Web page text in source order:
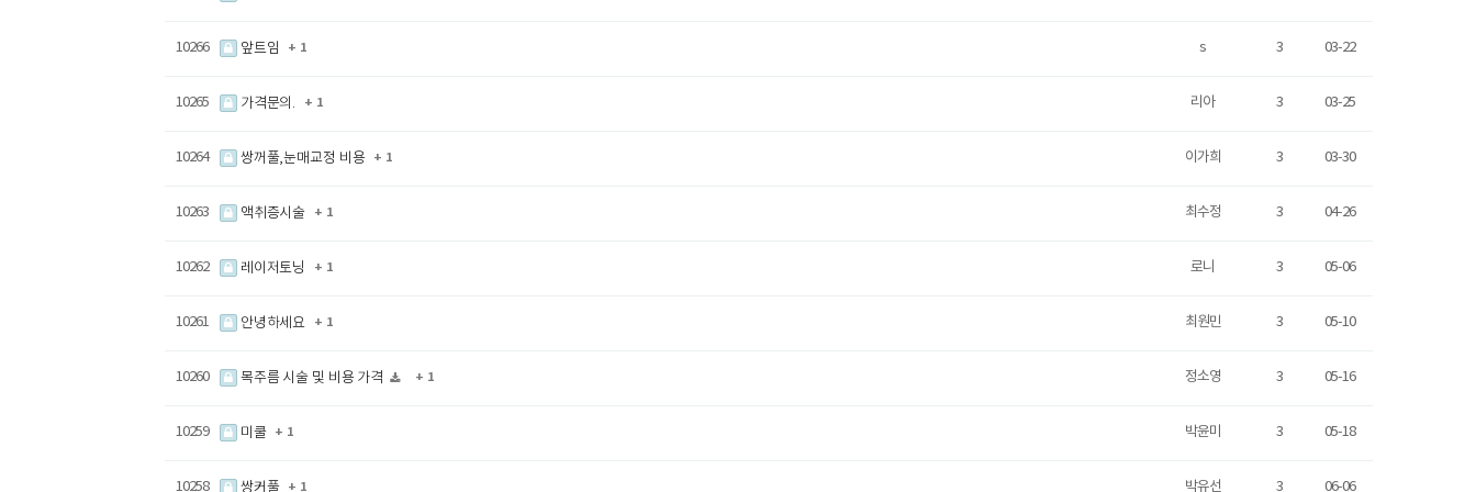
10266 앞트임 + 1 s 3 03-22
10265 가격문의. + 1 리아 3 03-25
10264 쌍꺼풀,눈매교정 비용 + 1 이가희 3 03-30
10263 액취증시술 + 1 최수정 3 04-26
10262 레이저토닝 + 1 로니 3 05-06
10261 안녕하세요 + 1 최원민 3 05-10
10260 목주름 시술 및 비용 가격 + 1 정소영 3 05-16
10259 미쿨 + 1 박윤미 3 05-18
10258 쌍커풀 + 1 박유선 3 06-06